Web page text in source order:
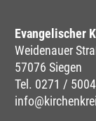
Evangelischer
Weidenauer
57076 Siegen
Tel. 0271 /